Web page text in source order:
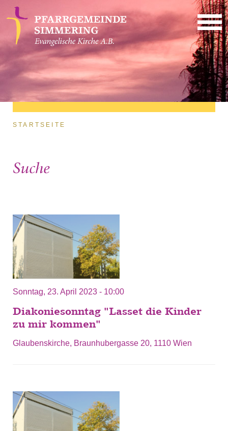
Direkt zum Inhalt
Sie sind hier
STARTSEITE
Suche
Sonntag, 23. April 2023 - 10:00
Diakoniesonntag "Lasset die Kinder
zu mir kommen"
Glaubenskirche, Braunhubergasse 20, 1110 Wien